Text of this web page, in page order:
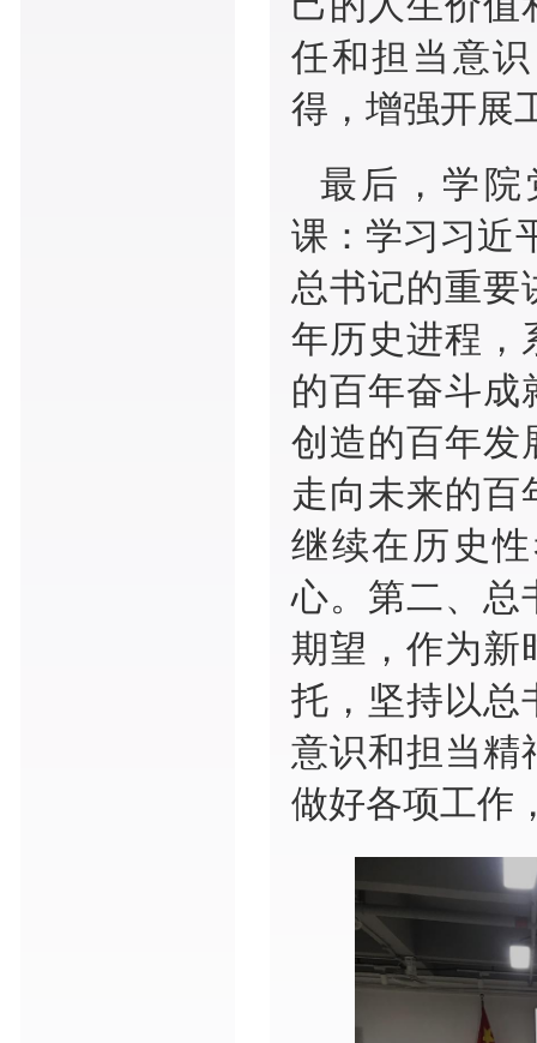
任和担当意
得，增强开展
最后，学
课：学习习近
总书记的重
年历史进程，
的百年奋斗
创造的百年发
走向未来的
继续在历史
心。第二、总
期望，作为新
托，坚持以总
意识和担当精
做好各项工作